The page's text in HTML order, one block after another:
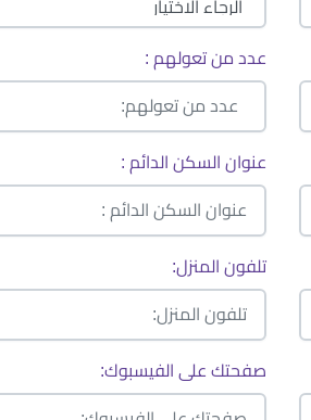
عدد من تعولهم :
عنوان السكن الدائم :
تلفون المنزل:
صفحتك على الفيسبوك: